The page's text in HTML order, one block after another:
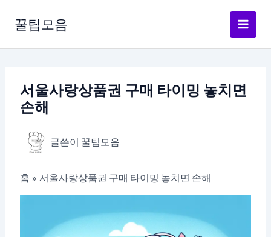
로
꿀팁모음
서울사랑상품권 구매 타이밍 놓치면
손해
글쓴이 꿀팁모음
홈 서울사랑상품권 구매 타이밍 놓치면 손해